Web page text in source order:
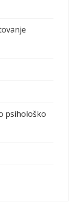
psihološko